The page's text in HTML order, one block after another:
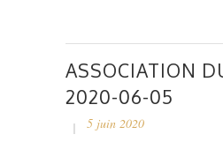
ASSOCIATION
2020-06-05
5 juin 2020